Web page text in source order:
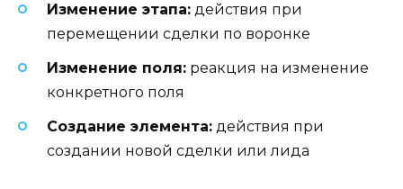
Изменение этапа: действия при
перемещении сделки по воронке
Изменение поля: реакция на изменение
конкретного поля
Создание элемента: действия при
создании новой сделки или лида